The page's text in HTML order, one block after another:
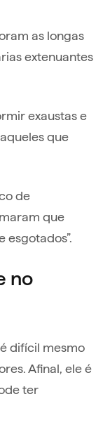
as longas
extenuantes
exaustas e
que
de
que
esgotados”.
no
difícil mesmo
Afinal, ele é
ter